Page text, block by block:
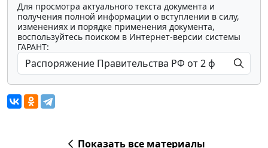
Для просмотра актуального текста документа и
получения полной информации о вступлении в силу,
изменениях и порядке применения документа,
воспользуйтесь поиском в Интернет-версии системы
ГАРАНТ:
Показать все материалы